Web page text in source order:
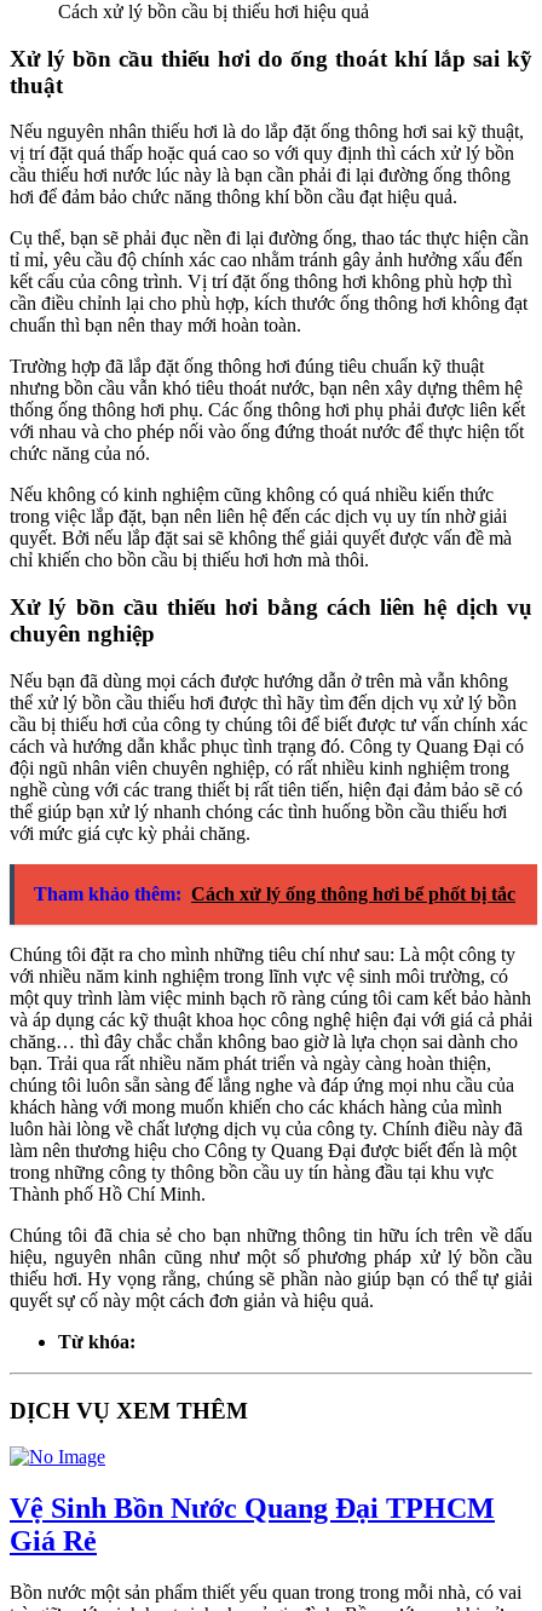
Cách xử lý bồn cầu bị thiếu hơi hiệu quả
Xử lý bồn cầu thiếu hơi do ống thoát khí lắp sai kỹ
thuật
Nếu nguyên nhân thiếu hơi là do lắp đặt ống thông hơi sai kỹ thuật,
vị trí đặt quá thấp hoặc quá cao so với quy định thì cách xử lý bồn
cầu thiếu hơi nước lúc này là bạn cần phải đi lại đường ống thông
hơi để đảm bảo chức năng thông khí bồn cầu đạt hiệu quả.
Cụ thể, bạn sẽ phải đục nền đi lại đường ống, thao tác thực hiện cần
tỉ mỉ, yêu cầu độ chính xác cao nhằm tránh gây ảnh hưởng xấu đến
kết cấu của công trình. Vị trí đặt ống thông hơi không phù hợp thì
cần điều chỉnh lại cho phù hợp, kích thước ống thông hơi không đạt
chuẩn thì bạn nên thay mới hoàn toàn.
Trường hợp đã lắp đặt ống thông hơi đúng tiêu chuẩn kỹ thuật
nhưng bồn cầu vẫn khó tiêu thoát nước, bạn nên xây dựng thêm hệ
thống ống thông hơi phụ. Các ống thông hơi phụ phải được liên kết
với nhau và cho phép nối vào ống đứng thoát nước để thực hiện tốt
chức năng của nó.
Nếu không có kinh nghiệm cũng không có quá nhiều kiến thức
trong việc lắp đặt, bạn nên liên hệ đến các dịch vụ uy tín nhờ giải
quyết. Bởi nếu lắp đặt sai sẽ không thể giải quyết được vấn đề mà
chỉ khiến cho bồn cầu bị thiếu hơi hơn mà thôi.
Xử lý bồn cầu thiếu hơi bằng cách liên hệ dịch vụ
chuyên nghiệp
Nếu bạn đã dùng mọi cách được hướng dẫn ở trên mà vẫn không
thể xử lý bồn cầu thiếu hơi được thì hãy tìm đến dịch vụ xử lý bồn
cầu bị thiếu hơi của công ty chúng tôi để biết được tư vấn chính xác
cách và hướng dẫn khắc phục tình trạng đó. Công ty Quang Đại có
đội ngũ nhân viên chuyên nghiệp, có rất nhiều kinh nghiệm trong
nghề cùng với các trang thiết bị rất tiên tiến, hiện đại đảm bảo sẽ có
thể giúp bạn xử lý nhanh chóng các tình huống bồn cầu thiếu hơi
với mức giá cực kỳ phải chăng.
Tham khảo thêm: Cách xử lý ống thông hơi bể phốt bị tắc
Chúng tôi đặt ra cho mình những tiêu chí như sau: Là một công ty
với nhiều năm kinh nghiệm trong lĩnh vực vệ sinh môi trường, có
một quy trình làm việc minh bạch rõ ràng cúng tôi cam kết bảo hành
và áp dụng các kỹ thuật khoa học công nghệ hiện đại với giá cả phải
chăng… thì đây chắc chắn không bao giờ là lựa chọn sai dành cho
bạn. Trải qua rất nhiều năm phát triển và ngày càng hoàn thiện,
chúng tôi luôn sẵn sàng để lắng nghe và đáp ứng mọi nhu cầu của
khách hàng với mong muốn khiến cho các khách hàng của mình
luôn hài lòng về chất lượng dịch vụ của công ty. Chính điều này đã
làm nên thương hiệu cho Công ty Quang Đại được biết đến là một
trong những công ty thông bồn cầu uy tín hàng đầu tại khu vực
Thành phố Hồ Chí Minh.
Chúng tôi đã chia sẻ cho bạn những thông tin hữu ích trên về dấu
hiệu, nguyên nhân cũng như một số phương pháp xử lý bồn cầu
thiếu hơi. Hy vọng rằng, chúng sẽ phần nào giúp bạn có thể tự giải
quyết sự cố này một cách đơn giản và hiệu quả.
Từ khóa:
DỊCH VỤ XEM THÊM
Vệ Sinh Bồn Nước Quang Đại TPHCM
Giá Rẻ
Bồn nước một sản phẩm thiết yếu quan trong trong mỗi nhà, có vai